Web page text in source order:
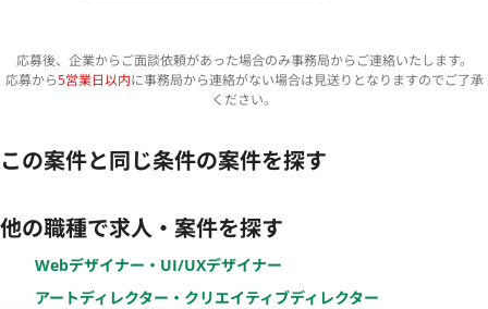
応募後、企業からご面談依頼があった場合のみ事務局からご連絡いたします。
応募から5営業日以内に事務局から連絡がない場合は見送りとなりますのでご了承
ください。
この案件と同じ条件の案件を探す
他の職種で求人・案件を探す
Webデザイナー・UI/UXデザイナー
アートディレクター・クリエイティブディレクター